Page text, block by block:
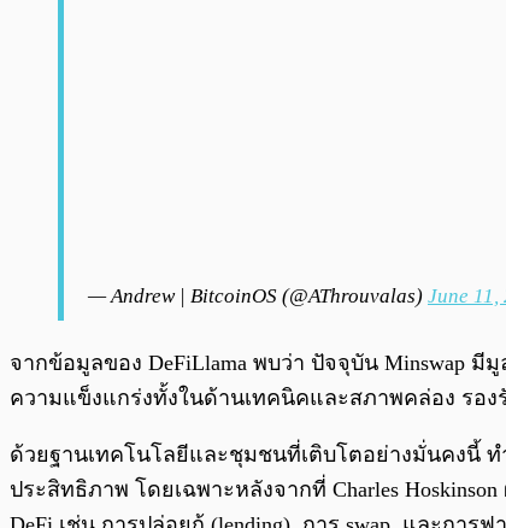
— Andrew | BitcoinOS (@AThrouvalas) June 11,
จากข้อมูลของ DeFiLlama พบว่า ปัจจุบัน Minswap มี
ความแข็งแกร่งทั้งในด้านเทคนิคและสภาพคล่อง รอง
ด้วยฐานเทคโนโลยีและชุมชนที่เติบโตอย่างมั่นคงนี้ ท
ประสิทธิภาพ โดยเฉพาะหลังจากที่ Charles